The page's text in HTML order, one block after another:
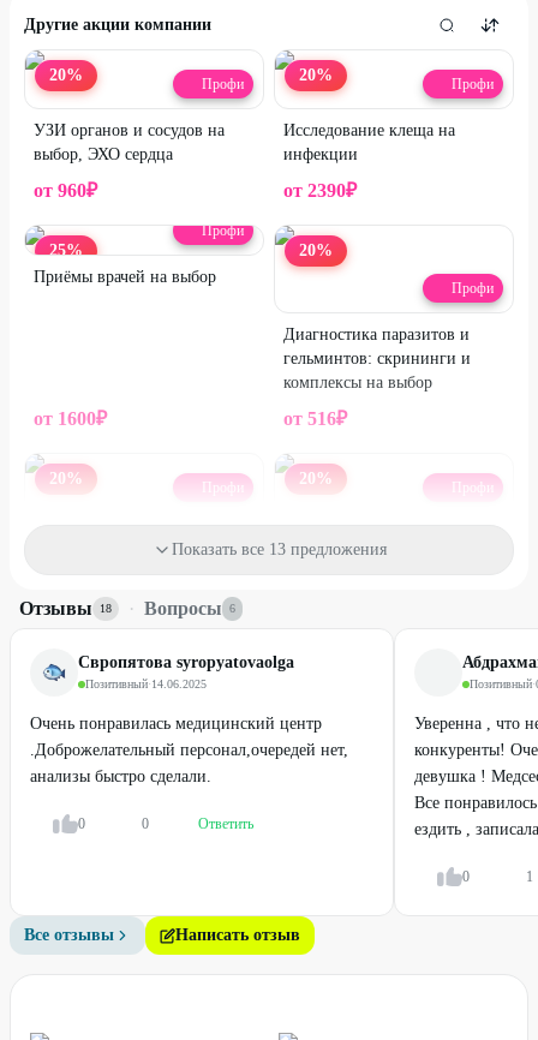
Другие акции компании
20% Профи
УЗИ органов и сосудов на
выбор, ЭХО сердца
от 960₽
20% Профи
Исследование клеща на
инфекции
от 2390₽
25%
Профи
Приёмы врачей на выбор
от 1600₽
20%
Профи
Диагностика паразитов и
гельминтов: скрининги и
комплексы на выбор
от 516₽
20% Профи
₽
20% Профи
женщин на выбор (18+)
%
Показать все 13 предложения
Отзывы 18 · Вопросы 6
Свропятова syropyatovaolga
Позитивный·14.06.2025
Очень понравилась медицинский центр
.Доброжелательный персонал,очередей нет,
анализы быстро сделали.
0 0 Ответить
Позитивный·
Уверенна , что
конкуренты!
девушка !
Все
ездить ,
0 1
Все отзывы Написать отзыв